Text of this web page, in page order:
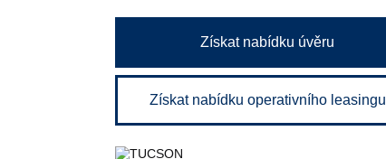
Získat nabídku úvěru
Získat nabídku operativního leasingu